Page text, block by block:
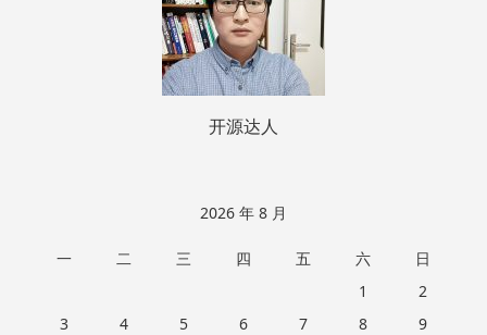
开源达人
2026 年 8 月
一 二 三 四 五 六
日
1
2
3
4 5 6 7 8
9